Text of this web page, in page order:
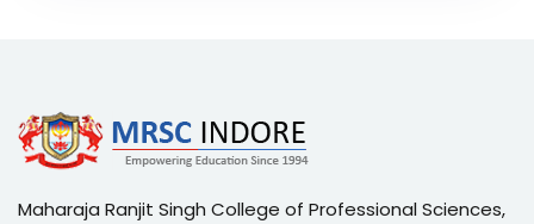
Maharaja Ranjit Singh College of Professional Sciences,